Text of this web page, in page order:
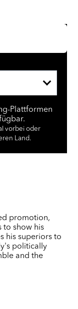
promotion,
to show his
his superiors to
politically
and the
Plattformen
vorbei oder
Land.